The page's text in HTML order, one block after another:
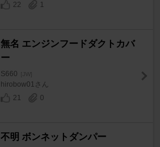
22
1
無名 エンジンフードダクトカバ
ー
S660 [JW]
hirobow01さん
21
0
不明 ボンネットダンパー